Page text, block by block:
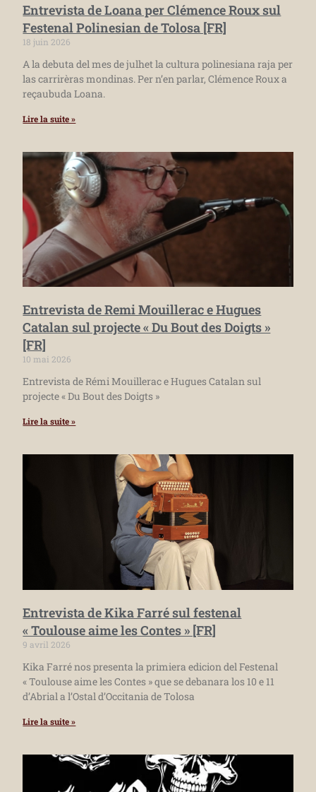
Entrevista de Loana per Clémence Roux sul
Festenal Polinesian de Tolosa [FR]
18 juin 2026
A la debuta del mes de julhet la cultura polinesiana raja per
las carrirèras mondinas. Per n’en parlar, Clémence Roux a
reçaubuda Loana.
Lire la suite »
Entrevista de Remi Mouillerac e Hugues
Catalan sul projecte « Du Bout des Doigts »
[FR]
10 mai 2026
Entrevista de Rémi Mouillerac e Hugues Catalan sul
projecte « Du Bout des Doigts »
Lire la suite »
Entrevista de Kika Farré sul festenal
« Toulouse aime les Contes » [FR]
9 avril 2026
Kika Farré nos presenta la primiera edicion del Festenal
« Toulouse aime les Contes » que se debanara los 10 e 11
d’Abrial a l’Ostal d’Occitania de Tolosa
Lire la suite »